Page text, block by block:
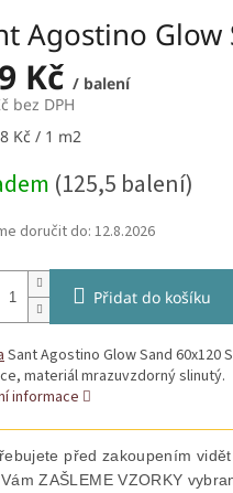
Agostino Glow
Kč / balení
bez DPH
Kč / 1 m2
(125,5 balení)
doručit do:12.8.2026
Přidat do košíku
Sant Agostino Glow Sand 60x120
materiál mrazuvzdorný slinutý.
informace
před zakoupením
ZAŠLEME VZORKY